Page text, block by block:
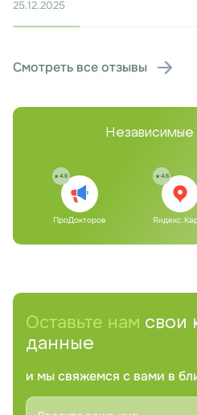
25.12.2025
Смотреть все отзывы
Независимые
4.6
ПроДокторов
4.6
Оставьте нам свои
данные
и мы свяжемся с вами в